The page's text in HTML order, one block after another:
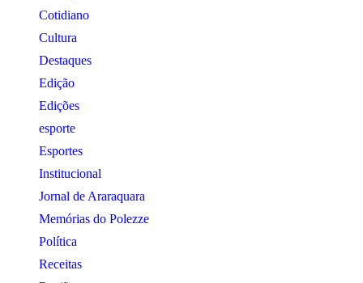
Cotidiano
Cultura
Destaques
Edição
Edições
esporte
Esportes
Institucional
Jornal de Araraquara
Memórias do Polezze
Política
Receitas